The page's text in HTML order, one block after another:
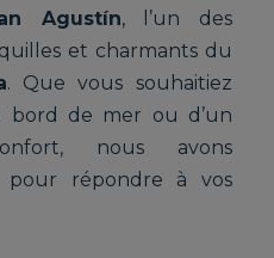
Agustín, l’un des
et charmants du
. Que vous souhaitiez
de mer ou d’un
nous avons
pour répondre à vos